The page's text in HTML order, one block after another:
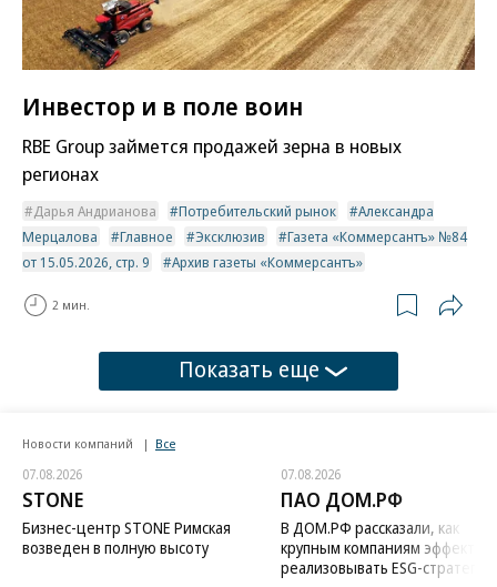
Инвестор и в поле воин
RBE Group займется продажей зерна в новых
регионах
Дарья Андрианова Потребительский рынок
Александра
Мерцалова
Главное Эксклюзив
Газета «Коммерсантъ» №84
от 15.05.2026, стр. 9
Архив газеты «Коммерсантъ»
2 мин.
Показать еще
Новости компаний Все
07.08.2026
STONE
Бизнес-центр STONE Римская
возведен в полную высоту
07.08.2026
ПАО ДОМ.РФ
В ДОМ.РФ рассказали, как
крупным компаниям
реализовывать ESG-стратегию